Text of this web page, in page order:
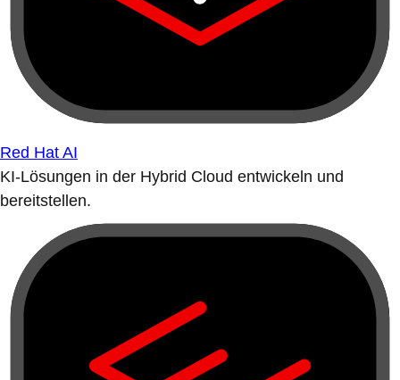
Red Hat AI
KI-Lösungen in der Hybrid Cloud entwickeln und
bereitstellen.